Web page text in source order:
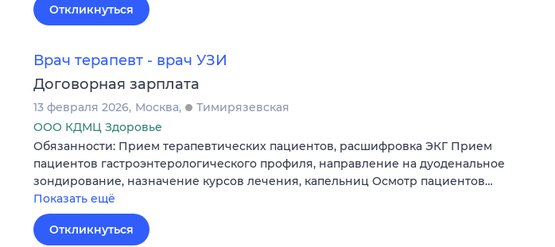
Откликнуться
Врач терапевт - врач УЗИ
Договорная зарплата
13 февраля 2026 Москва
Тимирязевская
ООО КДМЦ Здоровье
Обязанности: Прием терапевтических пациентов, расшифровка ЭКГ Прием
пациентов гастроэнтерологического профиля, направление на дуоденальное
зондирование, назначение курсов лечения, капельниц Осмотр пациентов…
Показать ещё
Откликнуться